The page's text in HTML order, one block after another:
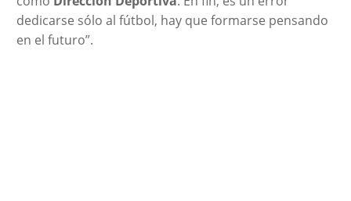
dedicarse sólo al fútbol, hay que formarse pensando
en el futuro”.